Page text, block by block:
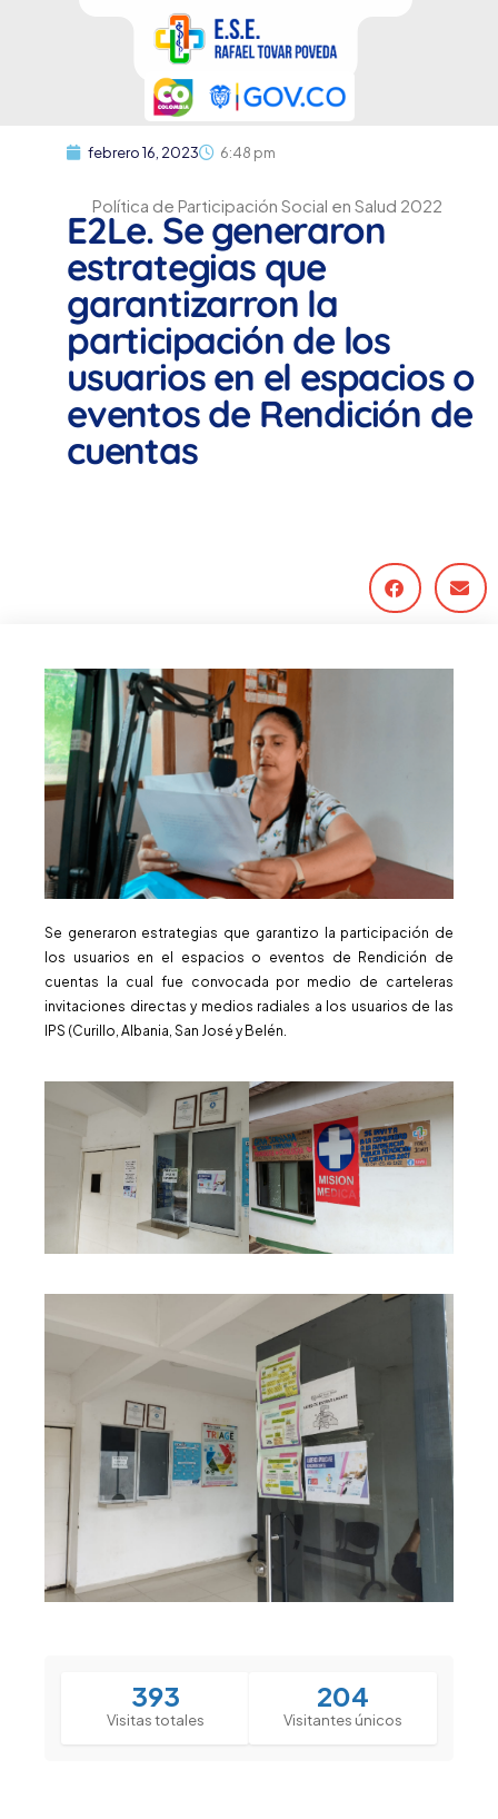
febrero 16, 2023 6:48 pm
Política de Participación Social en Salud 2022
E2Le. Se generaron
estrategias que
garantizarron la
participación de los
usuarios en el espacios o
eventos de Rendición de
cuentas
Se generaron estrategias que garantizo la participación de
los usuarios en el espacios o eventos de Rendición de
cuentas la cual fue convocada por medio de carteleras
invitaciones directas y medios radiales a los usuarios de las
IPS (Curillo, Albania, San José y Belén.
393
Visitas totales
204
Visitantes únicos